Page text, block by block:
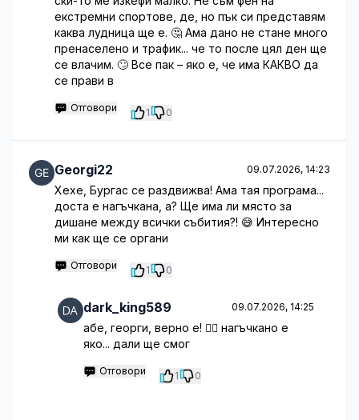
екстремни спортове, де, но пък си представям
каква лудница ще е. 🤔 Ама дано не стане много
пренаселено и трафик... че то после цял ден ще
се влачим. 🙄 Все пак – яко е, че има КАКВО да
се прави в
Отговори 1 0
Georgi22 09.07.2026, 14:23
Хехе, Бургас се раздвижва! Ама тая програма...
доста е нагъчкана, а? Ще има ли място за
дишане между всички събития?! 😅 Интересно
ми как ще се органи
Отговори 1 0
dark_king589 09.07.2026, 14:25
абе, георги, верно е! 🤦‍♀️ нагъчкано е
яко... дали ще смог
Отговори 1 0